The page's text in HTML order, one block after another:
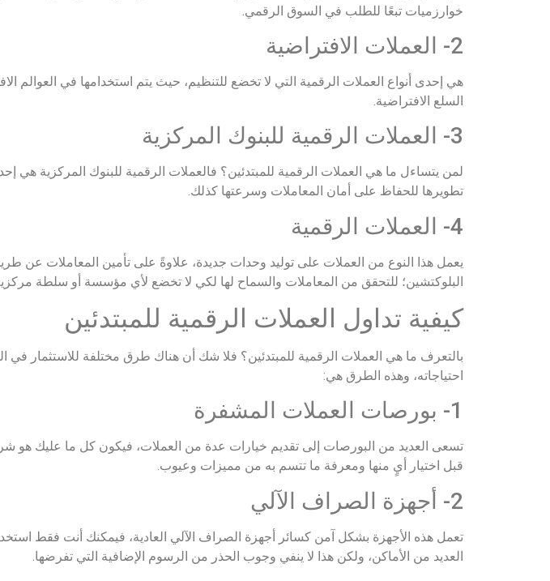
خوارزميات تبعًا للطلب في السوق الرقمي.
2- العملات الافتراضية
هي إحدى أنواع العملات الرقمية التي لا تخضع للتنظيم، حيث يتم استخدامها في العوالم
السلع الافتراضية.
3- العملات الرقمية للبنوك المركزية
لمن يتساءل ما هي العملات الرقمية للمبتدئين؟ فالعملات الرقمية للبنوك المركزية هي
تطويرها للحفاظ على أمان المعاملات وسرعتها كذلك.
4- العملات الرقمية
يعمل هذا النوع من العملات على توليد وحدات جديدة، علاوةً على تأمين المعاملات عن
البلوكتشين؛ للتحقق من المعاملات والسماح لها لكي لا تخضع لأي مؤسسة أو سلطة
كيفية تداول العملات الرقمية للمبتدئين
بالتعرف ما هي العملات الرقمية للمبتدئين؟ فلا شك أن هناك طرق مختلفة للاستثمار في
احتياجاته، وهذه الطرق هي:
1- بورصات العملات المشفرة
تسعى العديد من البورصات إلى تقديم خيارات عدة من العملات، فيكون كل ما عليك هو
قبل اختيار أيٍ منها ومعرفة ما تتسم به من مميزات وعيوب.
2- أجهزة الصراف الآلي
تعمل هذه الأجهزة بشكل آمن كسائر أجهزة الصراف الآلي العادية، فيمكنك أنت فقط
العديد من الأماكن، ولكن هذا لا ينفي وجوب الحذر من الرسوم الإضافية التي تفرضها.